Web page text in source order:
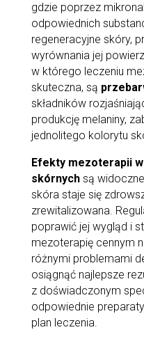
gdzie poprzez
odpowiednich
regeneracyjne skóry,
wyrównania jej
w którego leczeniu
skuteczna, są
składników
produkcję melaniny,
jednolitego kolorytu
Efekty mezoterapii
skórnychsą
skóra staje się
zrewitalizowana.
poprawić jej wygląd i
mezoterapię cennym
różnymi problemami
osiągnąć najlepsze
z doświadczonym
odpowiednie
plan leczenia.